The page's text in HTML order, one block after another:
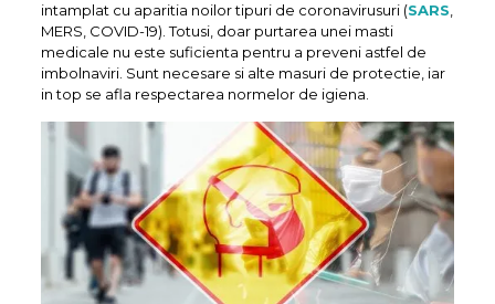
intamplat cu aparitia noilor tipuri de coronavirusuri (SARS
MERS, COVID-19). Totusi, doar purtarea unei masti
medicale nu este suficienta pentru a preveni astfel de
imbolnaviri. Sunt necesare si alte masuri de protectie, iar
in top se afla respectarea normelor de igiena.